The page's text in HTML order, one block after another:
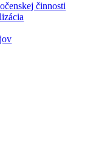
činnosti